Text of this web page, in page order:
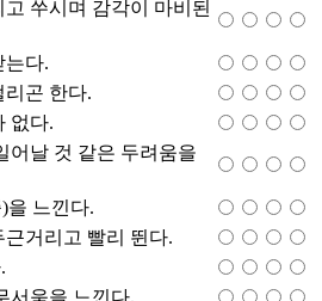
쑤시며 감각이 마비된
는다.
리곤 한다.
없다.
어날 것 같은 두려움을
을 느낀다.
거리고 빨리 뛴다.
서움을 느낀다.